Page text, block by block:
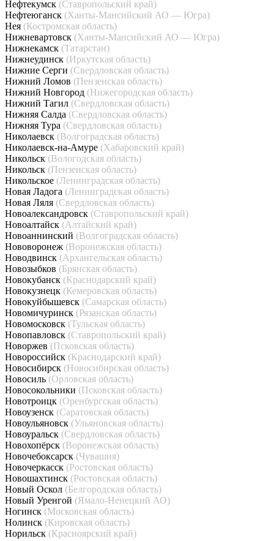
Нефтекумск (Ставропольский край)
Нефтеюганск (Ханты-Мансийский АО — Югра)
Нея (Костромская область)
Нижневартовск (Ханты-Мансийский АО — Югра)
Нижнекамск (Татарстан)
Нижнеудинск (Иркутская область)
Нижние Серги (Свердловская область)
Нижний Ломов (Пензенская область)
Нижний Новгород (Нижегородская область)
Нижний Тагил (Свердловская область)
Нижняя Салда (Свердловская область)
Нижняя Тура (Свердловская область)
Николаевск (Волгоградская область)
Николаевск-на-Амуре (Хабаровский край)
Никольск (Вологодская область)
Никольск (Пензенская область)
Никольское (Ленинградская область)
Новая Ладога (Ленинградская область)
Новая Ляля (Свердловская область)
Новоалександровск (Ставропольский край)
Новоалтайск (Алтайский край)
Новоаннинский (Волгоградская область)
Нововоронеж (Воронежская область)
Новодвинск (Архангельская область)
Новозыбков (Брянская область)
Новокубанск (Краснодарский край)
Новокузнецк (Кемеровская область)
Новокуйбышевск (Самарская область)
Новомичуринск (Рязанская область)
Новомосковск (Тульская область)
Новопавловск (Ставропольский край)
Новоржев (Псковская область)
Новороссийск (Краснодарский край)
Новосибирск (Новосибирская область)
Новосиль (Орловская область)
Новосокольники (Псковская область)
Новотроицк (Оренбургская область)
Новоузенск (Саратовская область)
Новоульяновск (Ульяновская область)
Новоуральск (Свердловская область)
Новохопёрск (Воронежская область)
Новочебоксарск (Чувашия)
Новочеркасск (Ростовская область)
Новошахтинск (Ростовская область)
Новый Оскол (Белгородская область)
Новый Уренгой (Ямало-Ненецкий АО)
Ногинск (Московская область)
Нолинск (Кировская область)
Норильск (Красноярский край)